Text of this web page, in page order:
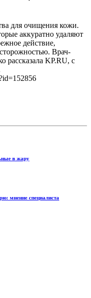
для очищения кожи.
аккуратно удаляют
действие,
Врач-
рассказала KP.RU, с
в жару
мнение специалиста